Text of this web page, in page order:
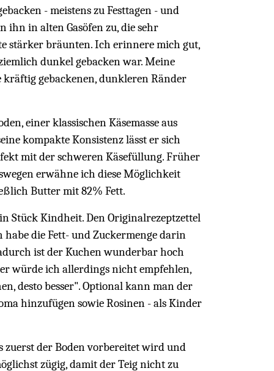
- meistens zu Festtagen - und
ihn in alten Gasöfen zu, die sehr
stärker bräunten. Ich erinnere mich gut,
dunkel gebacken war. Meine
kräftig gebackenen, dunkleren Ränder
einer klassischen Käsemasse aus
kompakte Konsistenz lässt er sich
mit der schweren Käsefüllung. Früher
erwähne ich diese Möglichkeit
Butter mit 82% Fett.
Stück Kindheit. Den Originalrezeptzettel
die Fett- und Zuckermenge darin
ist der Kuchen wunderbar hoch
würde ich allerdings nicht empfehlen,
desto besser". Optional kann man der
hinzufügen sowie Rosinen - als Kinder
zuerst der Boden vorbereitet wird und
zügig, damit der Teig nicht zu